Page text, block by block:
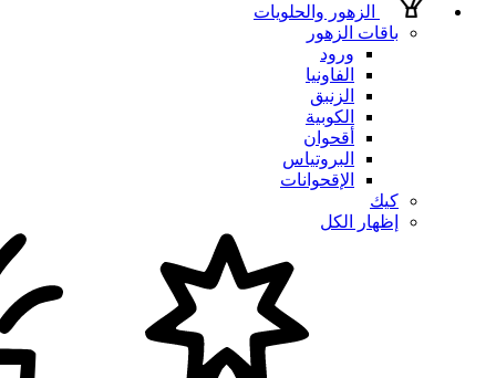
الزهور والحلويات
باقات الزهور
ورود
الفاونيا
الزنبق
الكوبية
أقحوان
البروتياس
الإقحوانات
كيك
إظهار الكل